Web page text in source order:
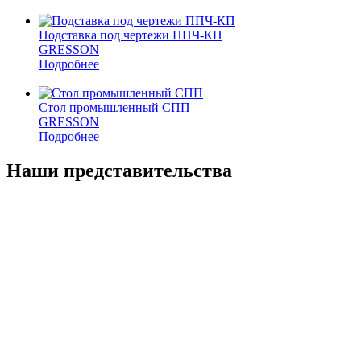
Подставка под чертежи ППЧ-КП
GRESSON
Подробнее
Стол промышленный СПП
GRESSON
Подробнее
Наши представительства